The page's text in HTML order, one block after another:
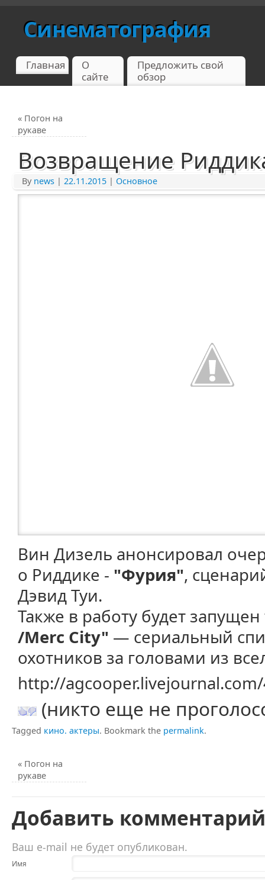
Синематография
Главная
О
сайте
Предложить свой
обзор
« Погон на
рукаве
Возвращение
By news | 22.11.2015 | Основное
Вин Дизель анонсировал
о Риддике - "Фурия",
Дэвид Туи.
Также в работу будет
/Merc City" — сериальный
охотников за головами из
http://
(никто еще не
Tagged кино. актеры. Bookmark the permalink.
« Погон на
рукаве
Добавить комментарий
Ваш e-mail не будет опубликован.
Имя